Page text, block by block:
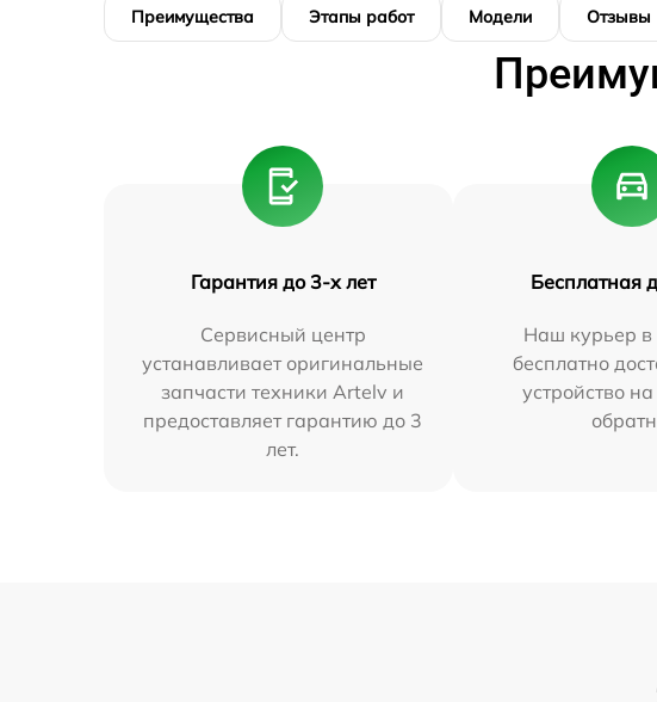
Преимущества Этапы работ Модели Отзывы
Гарантия до 3-х лет
Сервисный центр
устанавливает оригинальные
запчасти техники Artelv и
предоставляет гарантию до 3
лет.
Бесплатная
Наш курьер
бесплатно
устройство